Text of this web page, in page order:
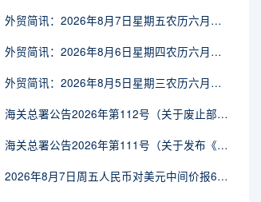
外贸简讯：2026年8月7日星期五农历六月廿五
外贸简讯：2026年8月6日星期四农历六月廿四
外贸简讯：2026年8月5日星期三农历六月廿三
海关总署公告2026年第112号（关于废止部分卫生检疫类规范性文件的公告）
海关总署公告2026年第111号（关于发布《进出境动植物检疫处理监督管理工作规定》《进出境卫生处理监督管理工作规定》的公告）
2026年8月7日周五人民币对美元中间价报6.7904调贬9个基点